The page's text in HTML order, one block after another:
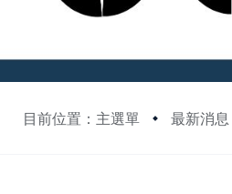
目前位置：主選單 最新消息